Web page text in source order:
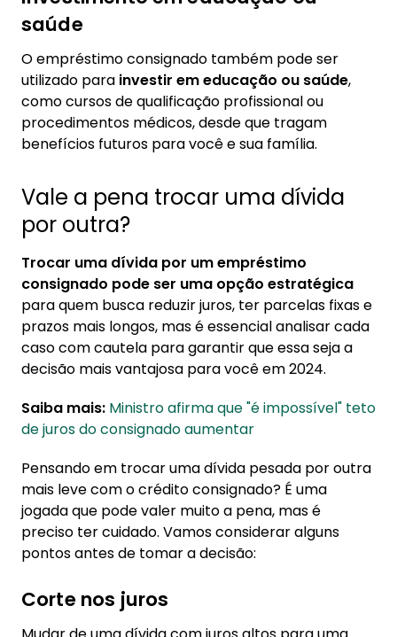
saúde
O empréstimo consignado também pode ser
utilizado para investir em educação ou saúde,
como cursos de qualificação profissional ou
procedimentos médicos, desde que tragam
benefícios futuros para você e sua família.
Vale a pena trocar uma dívida
por outra?
Trocar uma dívida por um empréstimo
consignado pode ser uma opção estratégica
para quem busca reduzir juros, ter parcelas fixas e
prazos mais longos, mas é essencial analisar cada
caso com cautela para garantir que essa seja a
decisão mais vantajosa para você em 2024.
Saiba mais: Ministro afirma que "é impossível" teto
de juros do consignado aumentar
Pensando em trocar uma dívida pesada por outra
mais leve com o crédito consignado? É uma
jogada que pode valer muito a pena, mas é
preciso ter cuidado. Vamos considerar alguns
pontos antes de tomar a decisão:
Corte nos juros